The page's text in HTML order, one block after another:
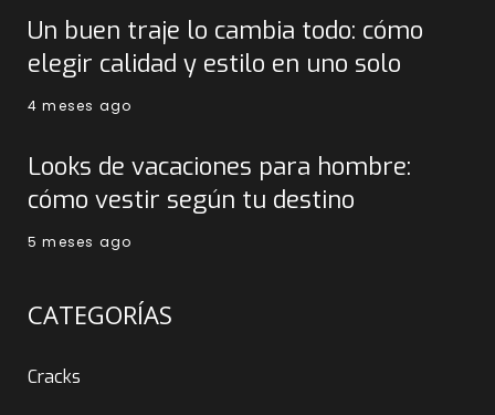
Un buen traje lo cambia todo: cómo
elegir calidad y estilo en uno solo
4 meses ago
Looks de vacaciones para hombre:
cómo vestir según tu destino
5 meses ago
CATEGORÍAS
Cracks